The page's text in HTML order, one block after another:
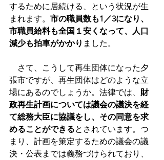
するために居続ける、という状況が生
まれます。 市の職員数も1／3になり、
市職員給料も全国１安くなって、人口
減少も拍車がかかり ました。
さて、こうして再生団体になった夕
張市ですが、再生団体はどのような立
場にあるのでしょうか。法律では、 財
政再生計画については議会の議決を経
て総務大臣に協議をし、その同意を求
めることができるとされています。つ
まり、計画を策定するための議会の議
決・公表までは義務づけられており、